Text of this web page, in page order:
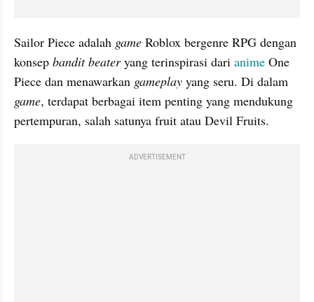
Sailor Piece adalah game Roblox bergenre RPG dengan
konsep bandit beater yang terinspirasi dari anime One
Piece dan menawarkan gameplay
game, terdapat berbagai item penting yang mendukung
pertempuran, salah satunya fruit atau Devil Fruits.
ADVERTISEMENT